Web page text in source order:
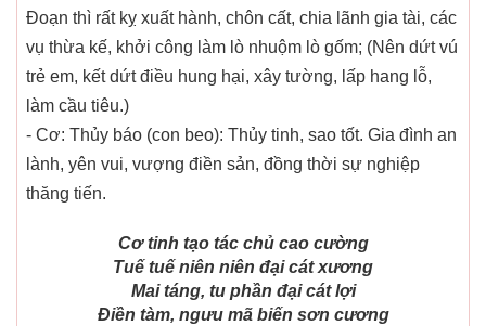
Đoạn thì rất kỵ xuất hành, chôn cất, chia lãnh gia tài, các
vụ thừa kế, khởi công làm lò nhuộm lò gốm; (Nên dứt vú
trẻ em, kết dứt điều hung hại, xây tường, lấp hang lỗ,
làm cầu tiêu.)
- Cơ: Thủy báo (con beo): Thủy tinh, sao tốt. Gia đình an
lành, yên vui, vượng điền sản, đồng thời sự nghiệp
thăng tiến.
Cơ tinh tạo tác chủ cao cường
Tuế tuế niên niên đại cát xương
Mai táng, tu phần đại cát lợi
Điền tàm, ngưu mã biến sơn cương